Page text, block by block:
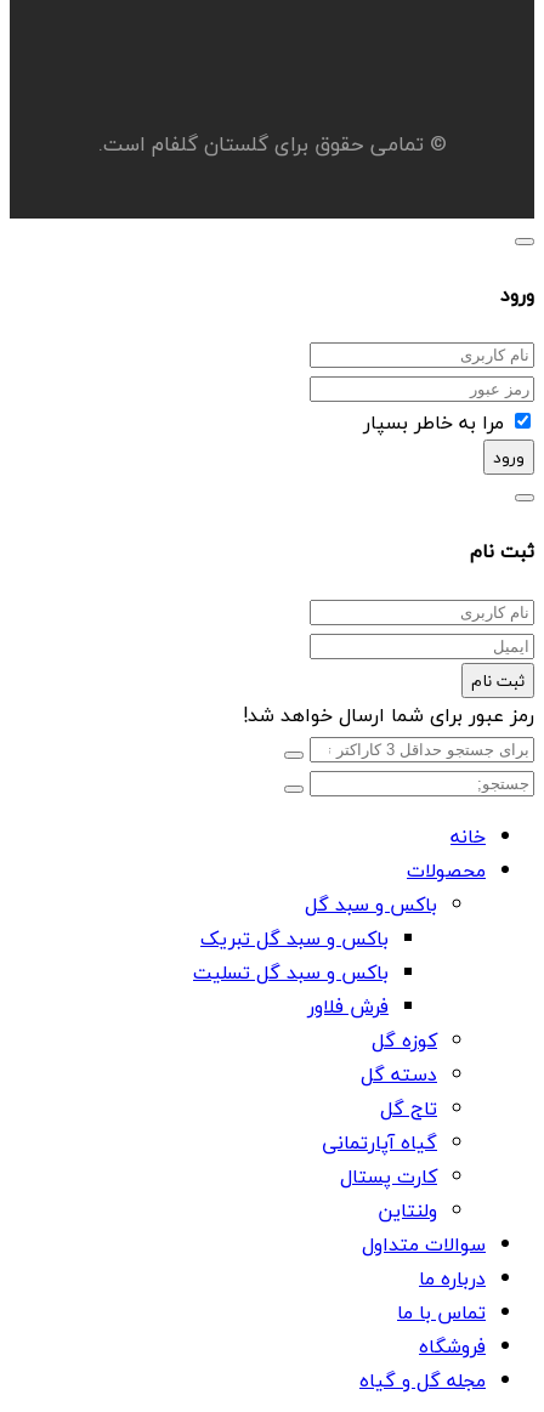
© تمامی حقوق برای گلستان گلفام است.
ورود
مرا به خاطر بسپار
ورود
ثبت نام
ثبت نام
رمز عبور برای شما ارسال خواهد شد!
خانه
محصولات
باکس و سبد گل
باکس و سبد گل تبریک
باکس و سبد گل تسلیت
فرش فلاور
کوزه گل
دسته گل
تاج گل
گیاه آپارتمانی
کارت پستال
ولنتاین
سوالات متداول
درباره ما
تماس با ما
فروشگاه
مجله گل و گیاه